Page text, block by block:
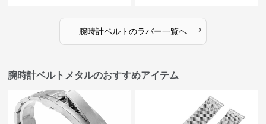
腕時計ベルトのラバー一覧へ ›
腕時計ベルトメタルのおすすめアイテム